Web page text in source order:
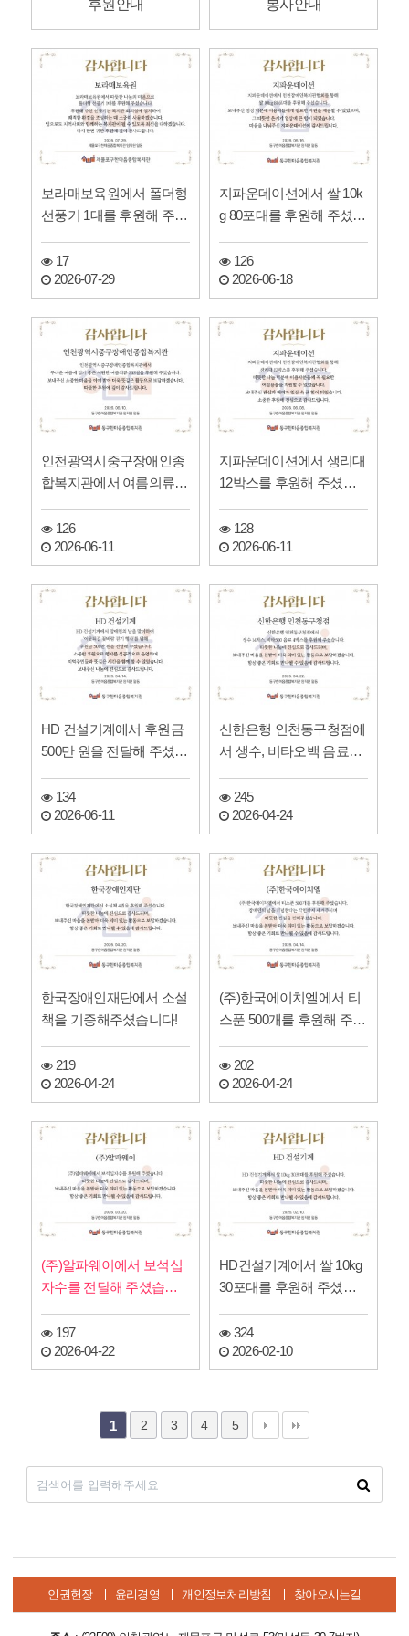
후원안내 봉사안내
보라매보육원에서 폴더형
선풍기 1대를 후원해 주셨
17
2026-07-29
지파운데이션에서 쌀 10k
g 80포대를 후원해 주셨습
126
2026-06-18
인천광역시중구장애인종
합복지관에서 여름의류를
126
2026-06-11
지파운데이션에서 생리대
12박스를 후원해 주셨습
128
2026-06-11
HD 건설기계에서 후원금
500만 원을 전달해 주셨습
134
2026-06-11
신한은행 인천동구청점에
서 생수, 비타오백 음료를
245
2026-04-24
한국장애인재단에서 소설
책을 기증해주셨습니다!
219
2026-04-24
(주)한국에이치엘에서 티
스푼 500개를 후원해 주셨
202
2026-04-24
(주)알파웨이에서 보석십
자수를 전달해 주셨습니
197
2026-04-22
HD건설기계에서 쌀 10kg
30포대를 후원해 주셨습
324
2026-02-10
1 2 3 4 5
인권헌장 윤리경영 개인정보처리방침 찾아오시는길